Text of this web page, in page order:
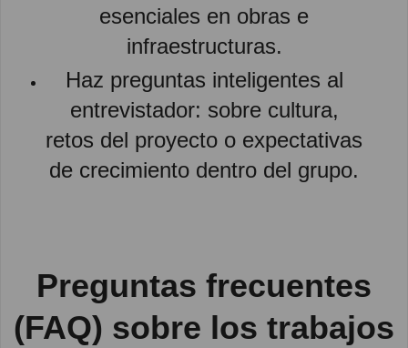
esenciales en obras e
infraestructuras.
Haz preguntas inteligentes al
entrevistador: sobre cultura,
retos del proyecto o expectativas
de crecimiento dentro del grupo.
Preguntas frecuentes
(FAQ) sobre los trabajos